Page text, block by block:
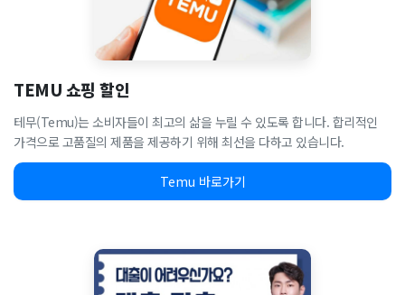
TEMU 쇼핑 할인
테무(Temu)는 소비자들이 최고의 삶을 누릴 수 있도록 합니다. 합리적인
가격으로 고품질의 제품을 제공하기 위해 최선을 다하고 있습니다.
Temu 바로가기